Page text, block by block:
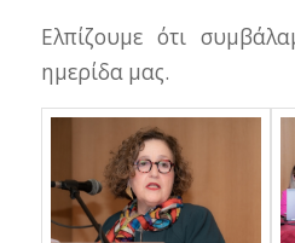
Ελπίζουμε ότι
ημερίδα μας.